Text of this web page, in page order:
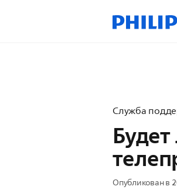
Служба
Опубликован в